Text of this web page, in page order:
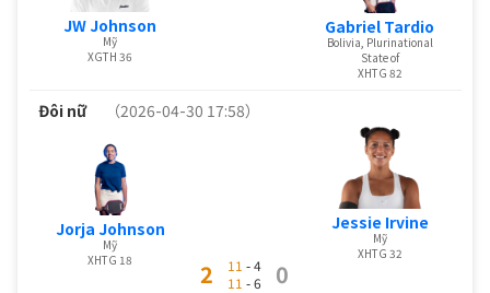
JW Johnson
Mỹ
XGTH 36
Gabriel Tardio
Bolivia, Plurinational
State of
XHTG 82
Đôi nữ （2026-04-30 17:58）
Jorja Johnson
Mỹ
XHTG 18
2 11 - 4
11 - 6 0
Jessie Irvine
Mỹ
XHTG 32